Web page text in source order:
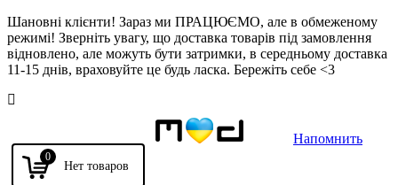
Шановні клієнти! Зараз ми ПРАЦЮЄМО, але в обмеженому
режимі! Зверніть увагу, що доставка товарів під замовлення
відновлено, але можуть бути затримки, в середньому доставка
11-15 днів, враховуйте це будь ласка. Бережіть себе <3
0
Напомнить